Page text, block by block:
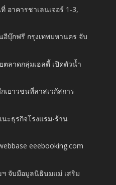
อาคารชาเลนเจอร์ 1-3,
บุ๊กฟรี กรุงเทพมหานคร จับ
ลาดกลุ่มเฮลตี้ เปิดตัวน้ำ
เยาวชนที่ลาสเวกัสการ
ะธุรกิจโรงแรม-ร้าน
eeebooking.com
จับมือมูลนิธินมแม่ เสริม